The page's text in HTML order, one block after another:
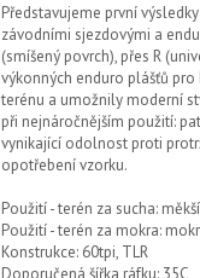
Představujeme první
závodními sjezdovými a
(smíšený povrch), přes R
výkonných enduro plášťů
terénu a umožnily moderní
při nejnáročnějším použití:
vynikající odolnost proti
opotřebení vzorku.
Použití - terén za sucha:
Použití - terén za mokra:
Konstrukce: 60tpi, TLR
Doporučená šířka ráfku: 35C